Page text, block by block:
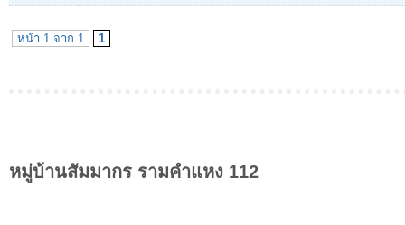
หน้า 1 จาก 1 1
หมู่บ้านสัมมากร รามคำแหง 112